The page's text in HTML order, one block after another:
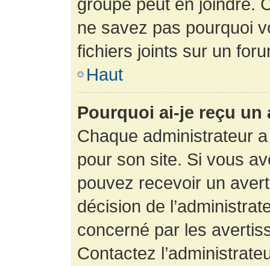
ne savez pas pourquoi
fichiers joints sur un
Haut
Pourquoi ai-je reçu un
Chaque administrateur
pour son site. Si vous
pouvez recevoir un
décision de
concerné par les
Contactez